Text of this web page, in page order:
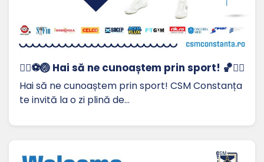
🏃‍♀️⚽🏐 Hai să ne cunoaștem prin sport! 🏀🤸‍♂️
Hai să ne cunoaștem prin sport! CSM Constanța
te invită la o zi plină de…